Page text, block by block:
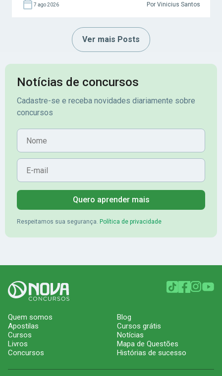
7 ago 2026 Por Vinicius Santos
Ver mais Posts
Notícias de concursos
Cadastre-se e receba novidades diariamente sobre
concursos
Nome
E-mail
Quero aprender mais
Respeitamos sua segurança. Política de privacidade
Quem somos
Apostilas
Cursos
Livros
Concursos
Blog
Cursos grátis
Notícias
Mapa de Questões
Histórias de sucesso